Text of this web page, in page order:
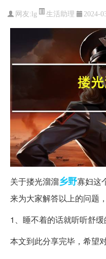
网友:lg 生活助理 2024-
关于搂光溜溜乡野寡妇这
来为大家解答以上的问题
1、睡不着的话就听听舒缓
本文到此分享完毕，希望